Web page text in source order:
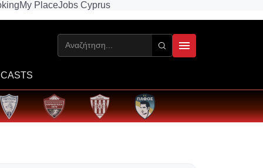
My PlaceJobs Cyprus